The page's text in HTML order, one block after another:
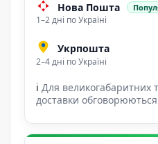
Нова Пошта
1–2 дні по Україні
Укрпошта
2–4 дні по Україні
ℹ Для великогабаритних
доставки